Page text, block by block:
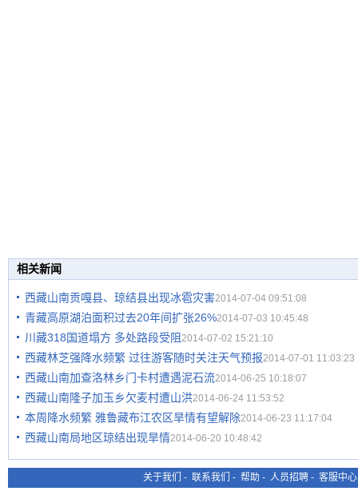
相关新闻
西藏山南贡嘎县、琼结县出现冰雹灾害2014-07-04 09:51:08
青藏高原湖泊面积过去20年间扩张26%2014-07-03 10:45:48
川藏318国道塌方 多处路段受阻2014-07-02 15:21:10
西藏林芝强降水频繁 过往游客随时关注天气预报2014-07-01 11:03:23
西藏山南加查洛林乡门卡村遭遇泥石流2014-06-25 10:18:07
西藏山南隆子加玉乡欠麦村遭山洪2014-06-24 11:53:52
本周降水频繁 雅鲁藏布江农区旱情有望解除2014-06-23 11:17:04
西藏山南局地区琼结出现旱情2014-06-20 10:48:42
关于我们 - 联系我们 - 帮助 - 人员招聘 - 客服中心